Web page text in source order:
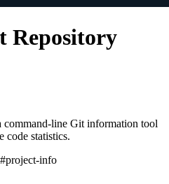
Repository
line Git information tool
code statistics.
#project-info